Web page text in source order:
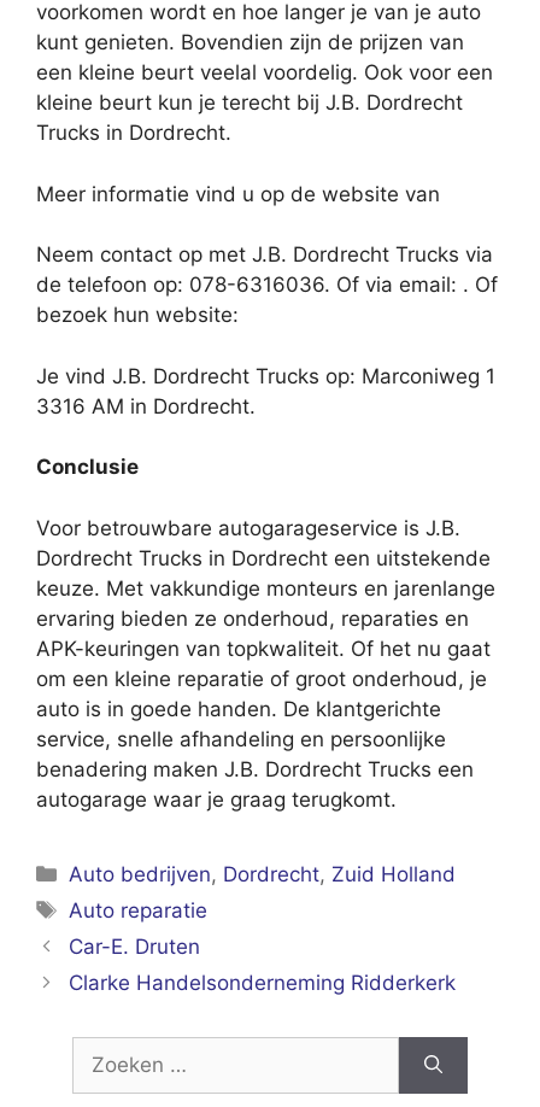
voorkomen wordt en hoe langer je van je auto
kunt genieten. Bovendien zijn de prijzen van
een kleine beurt veelal voordelig. Ook voor een
kleine beurt kun je terecht bij J.B. Dordrecht
Trucks in Dordrecht.
Meer informatie vind u op de website van
Neem contact op met J.B. Dordrecht Trucks via
de telefoon op: 078-6316036. Of via email: . Of
bezoek hun website:
Je vind J.B. Dordrecht Trucks op: Marconiweg 1
3316 AM in Dordrecht.
Conclusie
Voor betrouwbare autogarageservice is J.B.
Dordrecht Trucks in Dordrecht een uitstekende
keuze. Met vakkundige monteurs en jarenlange
ervaring bieden ze onderhoud, reparaties en
APK-keuringen van topkwaliteit. Of het nu gaat
om een kleine reparatie of groot onderhoud, je
auto is in goede handen. De klantgerichte
service, snelle afhandeling en persoonlijke
benadering maken J.B. Dordrecht Trucks een
autogarage waar je graag terugkomt.
Categorieën
Auto bedrijven, Dordrecht, Zuid Holland
Tags
Auto reparatie
Car-E. Druten
Clarke Handelsonderneming Ridderkerk
naar: